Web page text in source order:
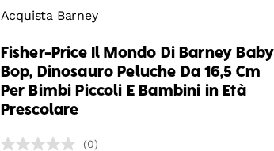
Acquista Barney
Fisher-Price Il Mondo Di Barney Baby
Bop, Dinosauro Peluche Da 16,5 Cm
Per Bimbi Piccoli E Bambini in Età
Prescolare
(0)